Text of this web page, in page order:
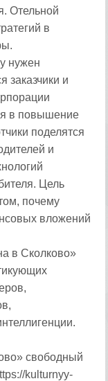
Отельной
в
нужен
заказчики и
в повышение
поделятся
и
Цель
почему
вложений
в Сколково»
свободный
kulturnyy-